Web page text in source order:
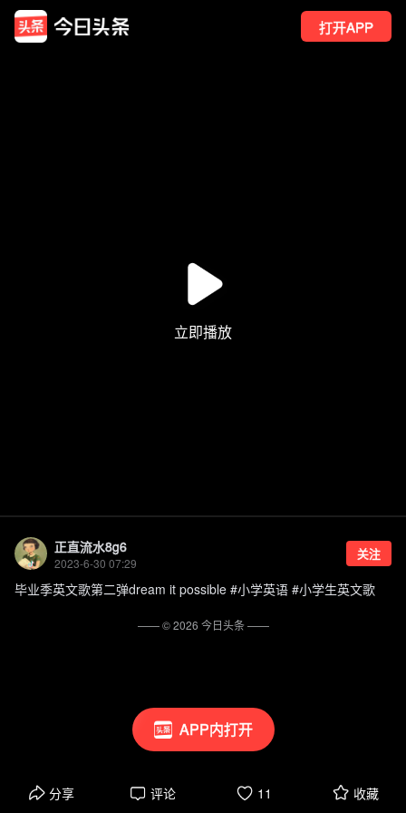
打开APP
APP内打开
正直流水8g6
2023-6-30 07:29
关注
毕业季英文歌第二弹dream it possible #小学英语 #小学生英文歌
分享 评论 11 收藏
—— ©2026 今日头条——